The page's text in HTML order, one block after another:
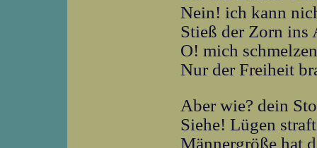
Nein! ich kann
Stieß der Zorn ins
O! mich
Nur der Freiheit
Aber wie? dein
Siehe! Lügen
Männergröße hat